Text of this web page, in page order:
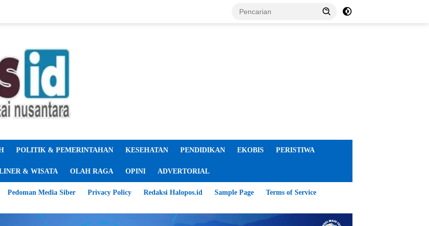
POLITIK & PEMERINTAHAN KESEHATAN PENDIDIKAN EKOBIS PERISTIWA
& WISATA OLAH RAGA OPINI ADVERTORIAL
Pedoman Media Siber Privacy Policy Redaksi Halopos.id Sample Page Terms of Service